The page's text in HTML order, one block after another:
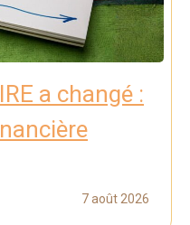
a changé :
7 août 2026